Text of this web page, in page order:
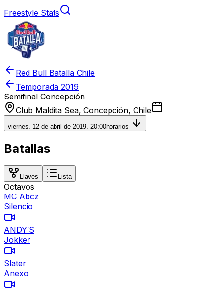
Freestyle Stats
Red Bull Batalla Chile
Temporada 2019
Semifinal Concepción
Club Maldita Sea, Concepción, Chile
viernes, 12 de abril de 2019, 20:00horarios
Batallas
Llaves Lista
Octavos
MC Abcz
Silencio
ANDY’S
Jokker
Slater
Anexo